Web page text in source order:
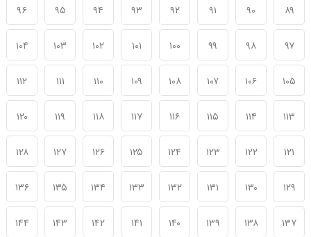
۸۹ ۹۰ ۹۱ ۹۲ ۹۳ ۹۴ ۹۵ ۹۶
۹۷ ۹۸ ۹۹ ۱۰۰ ۱۰۱ ۱۰۲ ۱۰۳ ۱۰۴
۱۰۵ ۱۰۶ ۱۰۷ ۱۰۸ ۱۰۹ ۱۱۰ ۱۱۱ ۱۱۲
۱۱۳ ۱۱۴ ۱۱۵ ۱۱۶ ۱۱۷ ۱۱۸ ۱۱۹ ۱۲۰
۱۲۱ ۱۲۲ ۱۲۳ ۱۲۴ ۱۲۵ ۱۲۶ ۱۲۷ ۱۲۸
۱۲۹ ۱۳۰ ۱۳۱ ۱۳۲ ۱۳۳ ۱۳۴ ۱۳۵ ۱۳۶
۱۳۷ ۱۳۸ ۱۳۹ ۱۴۰ ۱۴۱ ۱۴۲ ۱۴۳ ۱۴۴